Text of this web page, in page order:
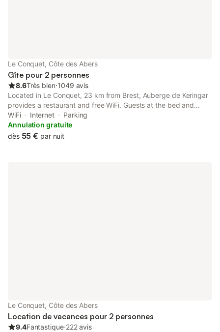
de tennis de table, avec une aire de jeux pour enfants à
proximité.
Le Conquet, Côte des Abers
Gîte pour 2 personnes
8.6Très bien⋅1049 avis
Located in Le Conquet, 23 km from Brest, Auberge de Keringar
provides a restaurant and free WiFi. Guests at the bed and
breakfast can enjoy a continental breakfast. Auberge de
Keringar offers a terrace.
WiFi Internet
Parking
Annulation gratuite
dès 55 € par nuit
Le Conquet, Côte des Abers
Location de vacances pour 2 personnes
9.4Fantastique⋅222 avis